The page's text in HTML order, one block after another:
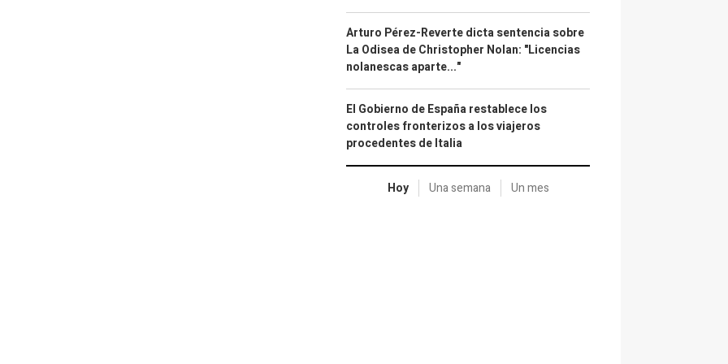
Arturo Pérez-Reverte dicta sentencia sobre
La Odisea de Christopher Nolan: "Licencias
nolanescas aparte..."
El Gobierno de España restablece los
controles fronterizos a los viajeros
procedentes de Italia
Hoy Una semana Un mes